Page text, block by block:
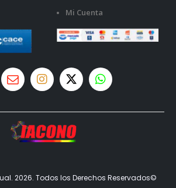
Mi Cuenta
2026. Todos los Derechos Reservados©